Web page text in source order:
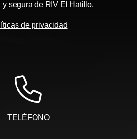
y segura de RIV El Hatillo.
de privacidad
TELÉFONO